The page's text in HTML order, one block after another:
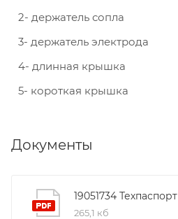
2- держатель сопла
3- держатель электрода
4- длинная крышка
5- короткая крышка
Документы
19051734 Техпаспорт
265,1 кб